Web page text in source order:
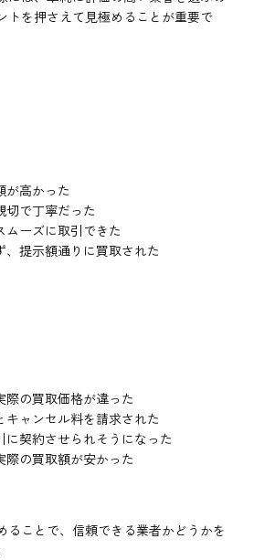
トを押さえて見極めることが重要で
が高かった
切で丁寧だった
ムーズに取引できた
、提示額通りに買取された
際の買取価格が違った
キャンセル料を請求された
に契約させられそうになった
際の買取額が安かった
ることで、信頼できる業者かどうかを